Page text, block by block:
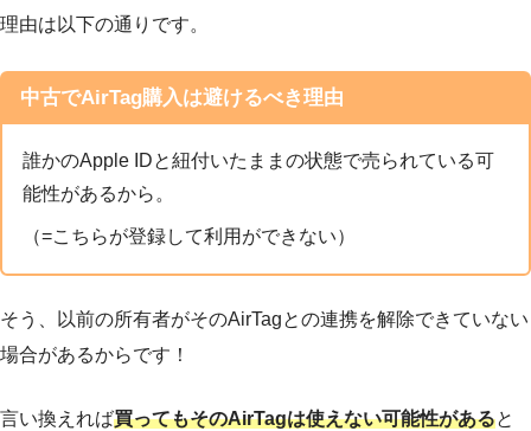
理由は以下の通りです。
中古でAirTag購入は避けるべき理由
誰かのApple IDと紐付いたままの状態で売られている可
能性があるから。
（=こちらが登録して利用ができない）
そう、以前の所有者がそのAirTagとの連携を解除できていない
場合があるからです！
言い換えれば買ってもそのAirTagは使えない可能性があると